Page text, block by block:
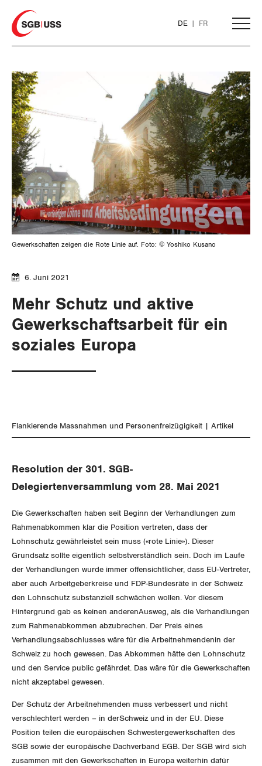
Home
DE FR
AKTUELL
THEMEN
ARBEIT
Löhne und Vertragspolitik
Flankierende Massnahmen und
Personenfreizügigkeit
Arbeitsrechte
Gewerkschaftsrechte
Arbeitssicherheit und Gesundheitsschutz
WIRTSCHAFT
Aussenwirtschaft
SOZIALPOLITIK
Überbrückungsleistung
Ergänzungsleistungen
Invalidenversicherung
Unfallversicherung
Gesundheit
SERVICE PUBLIC
Post
Energie und Umwelt
Kommunikation und Medien
Gleichstellung von Frauen und Männern
BILDUNG & JUGEND
MIGRATION
GEWERKSCHAFTSPOLITIK
SERVICE
GEWERKSCHAFTSMITGLIED WERDEN
LOHNRECHNER
WEITERBILDUNG
NEWSLETTER
BROSCHÜREN/BÜCHER
DER SGB
WIR ÜBER UNS
GREMIEN
Vorstand
Präsidialausschuss
KANTONALE BÜNDE
Medien
Publikationen
Blog
Blog Daniel Lampart
Kontakt
Gewerkschaften zeigen die Rote Linie auf. Foto: © Yoshiko Kusano
6. Juni 2021
Mehr Schutz und aktive
Gewerkschaftsarbeit für ein
soziales Europa
Flankierende Massnahmen und Personenfreizügigkeit Artikel
Resolution der 301. SGB-
Delegiertenversammlung vom 28. Mai 2021
Die Gewerkschaften haben seit Beginn der Verhandlungen zum
Rahmenabkommen klar die Position vertreten, dass der
Lohnschutz gewährleistet sein muss («rote Linie»). Dieser
Grundsatz sollte eigentlich selbstverständlich sein. Doch im Laufe
der Verhandlungen wurde immer offensichtlicher, dass EU-Vertreter,
aber auch Arbeitgeberkreise und FDP-Bundesräte in der Schweiz
den Lohnschutz substanziell schwächen wollen. Vor diesem
Hintergrund gab es keinen anderenAusweg, als die Verhandlungen
zum Rahmenabkommen abzubrechen. Der Preis eines
Verhandlungsabschlusses wäre für die Arbeitnehmendenin der
Schweiz zu hoch gewesen. Das Abkommen hätte den Lohnschutz
und den Service public gefährdet. Das wäre für die Gewerkschaften
nicht akzeptabel gewesen.
Der Schutz der Arbeitnehmenden muss verbessert und nicht
verschlechtert werden – in derSchweiz und in der EU. Diese
Position teilen die europäischen Schwestergewerkschaften des
SGB sowie der europäische Dachverband EGB. Der SGB wird sich
zusammen mit den Gewerkschaften in Europa weiterhin dafür